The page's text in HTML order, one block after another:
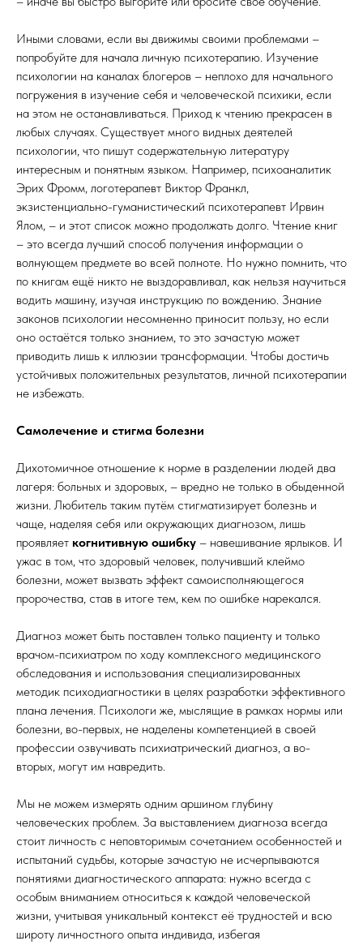
Иными словами, если вы движимы своими проблемами –
попробуйте для начала личную психотерапию. Изучение
психологии на каналах блогеров – неплохо для начального
погружения в изучение себя и человеческой психики, если
на этом не останавливаться. Приход к чтению прекрасен в
любых случаях. Существует много видных деятелей
психологии, что пишут содержательную литературу
интересным и понятным языком. Например, психоаналитик
Эрих Фромм, логотерапевт Виктор Франкл,
экзистенциально-гуманистический психотерапевт Ирвин
Ялом, – и этот список можно продолжать долго. Чтение книг
– это всегда лучший способ получения информации о
волнующем предмете во всей полноте. Но нужно помнить, что
по книгам ещё никто не выздоравливал, как нельзя научиться
водить машину, изучая инструкцию по вождению. Знание
законов психологии несомненно приносит пользу, но если
оно остаётся только знанием, то это зачастую может
приводить лишь к иллюзии трансформации. Чтобы достичь
устойчивых положительных результатов, личной психотерапии
не избежать.
Самолечение и стигма болезни
Дихотомичное отношение к норме в разделении людей два
лагеря: больных и здоровых, – вредно не только в обыденной
жизни. Любитель таким путём стигматизирует болезнь и
чаще, наделяя себя или окружающих диагнозом, лишь
проявляет когнитивную ошибку – навешивание ярлыков. И
ужас в том, что здоровый человек, получивший клеймо
болезни, может вызвать эффект самоисполняющегося
пророчества, став в итоге тем, кем по ошибке нарекался.
Диагноз может быть поставлен только пациенту и только
врачом-психиатром по ходу комплексного медицинского
обследования и использования специализированных
методик психодиагностики в целях разработки эффективного
плана лечения. Психологи же, мыслящие в рамках нормы или
болезни, во-первых, не наделены компетенцией в своей
профессии озвучивать психиатрический диагноз, а во-
вторых, могут им навредить.
Мы не можем измерять одним аршином глубину
человеческих проблем. За выставлением диагноза всегда
стоит личность с неповторимым сочетанием особенностей и
испытаний судьбы, которые зачастую не исчерпываются
понятиями диагностического аппарата: нужно всегда с
особым вниманием относиться к каждой человеческой
жизни, учитывая уникальный контекст её трудностей и всю
широту личностного опыта индивида, избегая